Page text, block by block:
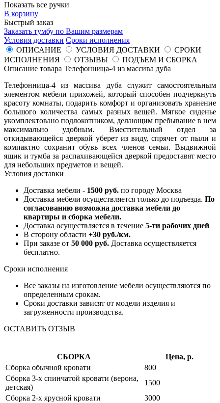
Показать все ручки
В корзину
Быстрый заказ
Заказать тумбу по Вашим размерам
Условия доставки Сроки исполнения
ОПИСАНИЕ
УСЛОВИЯ ДОСТАВКИ
СРОКИ
ИСПОЛНЕНИЯ
ОТЗЫВЫ
ПОДЪЕМ И СБОРКА
Описание товара Телефонница-4 из массива дуба
Телефонница-4 из массива дуба служит самостоятельным
элементом мебели прихожей, который способен подчеркнуть
красоту комнаты, подарить комфорт и организовать хранение
большого количества самых разных вещей. Мягкое сиденье
укомплектовано подлокотником, делающим пребывание в нем
максимально удобным. Вместительный отдел за
откидывающейся дверкой уберет из виду, спрячет от пыли и
компактно сохранит обувь всех членов семьи. Выдвижной
ящик и тумба за распахивающейся дверкой предоставят место
для небольших предметов и вещей.
Условия доставки
Доставка мебели - 1500 руб. по городу Москва
Доставка мебели осуществляется только до подъезда. По
согласованию возможна доставка мебели до
квартиры и сборка мебели.
Доставка осуществляется в течение 5-ти рабочих дней
В сторону области +30 руб./км.
При заказе от 50 000 руб. Доставка осуществляется
бесплатно.
Сроки исполнения
Все заказы на изготовление мебели осуществляются по
определенным срокам.
Сроки доставки зависят от модели изделия и
загруженности производства.
ОСТАВИТЬ ОТЗЫВ
СБОРКА
Цена, р.
Сборка обычной кровати
800
Сборка 3-х спинчатой кровати (верона,
детская)
1500
Сборка 2-х ярусной кровати
3000